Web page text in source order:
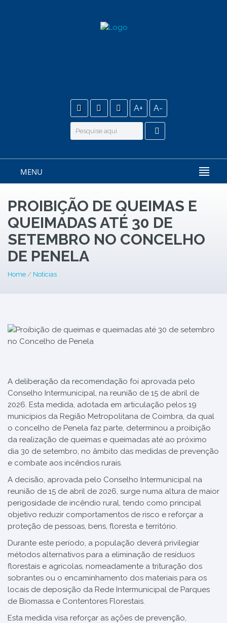
A+ A-
MENU
PROIBIÇÃO DE QUEIMAS E
QUEIMADAS ATÉ 30 DE
SETEMBRO NO CONCELHO
DE PENELA
Home / Notícias
A deliberação da recomendação foi aprovada pelo
Conselho Intermunicipal, na reunião de 15 de abril de
2026. Esta medida, adotada em articulação pelos 19
municípios da Região Metropolitana de Coimbra, da qual
o concelho de Penela faz parte, determinou a proibição
da realização de queimas e queimadas até ao próximo
dia 30 de setembro, no âmbito das medidas de prevenção
e combate aos incêndios rurais.
A decisão, aprovada pelo Conselho Intermunicipal na
reunião de 15 de abril de 2026, surge numa altura de maior
perigosidade de incêndio rural, tendo como principal
objetivo reduzir comportamentos de risco e reforçar a
proteção de pessoas, bens, floresta e território.
Durante este período, a população deverá privilegiar
métodos alternativos para a eliminação de resíduos
florestais e agrícolas, nomeadamente a trituração dos
sobrantes ou o encaminhamento dos materiais para os
locais de deposição da Rede Intermunicipal de Parques
de Biomassa e Contentores Florestais.
Esta medida visa reforçar as ações de prevenção,